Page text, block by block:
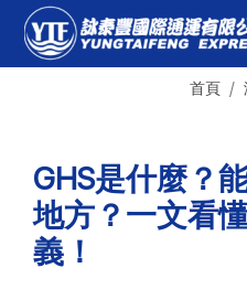
首頁
GHS是什麼？
地方？一文看
義！